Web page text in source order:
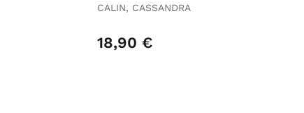
CALIN, CASSANDRA
18,90 €